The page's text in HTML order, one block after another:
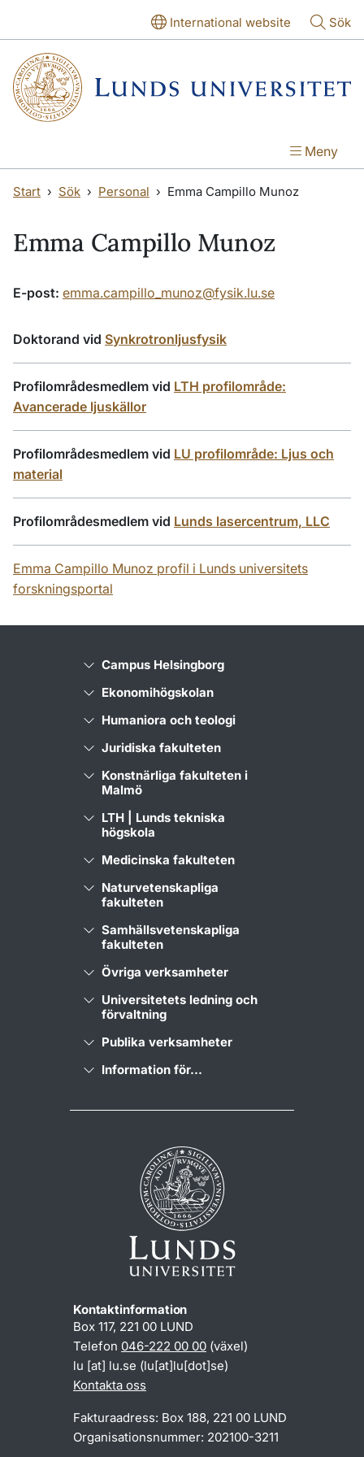
International website Sök
Meny
Start Sök Personal Emma Campillo Munoz
Emma Campillo Munoz
E-post: emma.campillo_munoz@fysik.lu.se
Doktorand vid Synkrotronljusfysik
Profilområdesmedlem vid LTH profilområde:
Avancerade ljuskällor
Profilområdesmedlem vid LU profilområde: Ljus och
material
Profilområdesmedlem vid Lunds lasercentrum, LLC
Emma Campillo Munoz profil i Lunds universitets
forskningsportal
Campus Helsingborg
Ekonomihögskolan
Humaniora och teologi
Juridiska fakulteten
Konstnärliga fakulteten i
Malmö
LTH | Lunds tekniska
högskola
Medicinska fakulteten
Naturvetenskapliga
fakulteten
Samhällsvetenskapliga
fakulteten
Övriga verksamheter
Universitetets ledning och
förvaltning
Publika verksamheter
Information för...
Kontaktinformation
Box 117, 221 00 LUND
Telefon 046-222 00 00 (växel)
lu [at] lu.se (lu[at]lu[dot]se)
Kontakta oss
Fakturaadress: Box 188, 221 00 LUND
Organisationsnummer: 202100-3211